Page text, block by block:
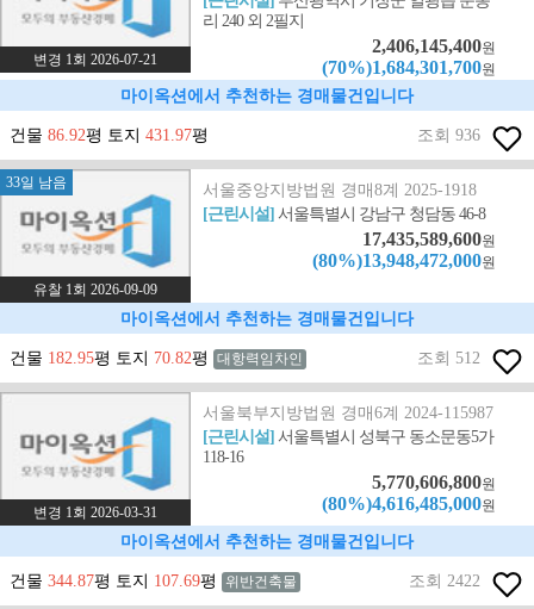
변경 1회 2026-07-21
리 240 외 2필지
2,406,145,400원
(70%)1,684,301,700원
마이옥션에서 추천하는 경매물건입니다
건물 86.92평 토지 431.97평 조회 936
33일 남음
유찰 1회 2026-09-09
서울중앙지방법원 경매8계 2025-1918
[근린시설]서울특별시 강남구 청담동 46-8
17,435,589,600원
(80%)13,948,472,000원
마이옥션에서 추천하는 경매물건입니다
건물 182.95평 토지 70.82평 대항력임차인 조회 512
변경 1회 2026-03-31
서울북부지방법원 경매6계 2024-115987
[근린시설]서울특별시 성북구 동소문동5가
118-16
5,770,606,800원
(80%)4,616,485,000원
마이옥션에서 추천하는 경매물건입니다
건물 344.87평 토지 107.69평 위반건축물 조회 2422